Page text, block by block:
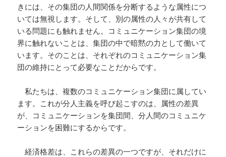
きには、その集団の人間関係を分断するような属性につ
いては無視します。そして、別の属性の人々が共有して
いる問題にも触れません。コミュニケーション集団の境
界に触れないことは、集団の中で暗黙の力として働いて
います。そのことは、それぞれのコミュニケーション集
団の維持にとって必要なことだからです。
私たちは、複数のコミュニケーション集団に属してい
ます。これが分人主義を呼び起こすのは、属性の差異
が、コミュニケーションを集団間、分人間のコミュニケ
ーションを困難にするからです。
経済格差は、これらの差異の一つですが、それだけに